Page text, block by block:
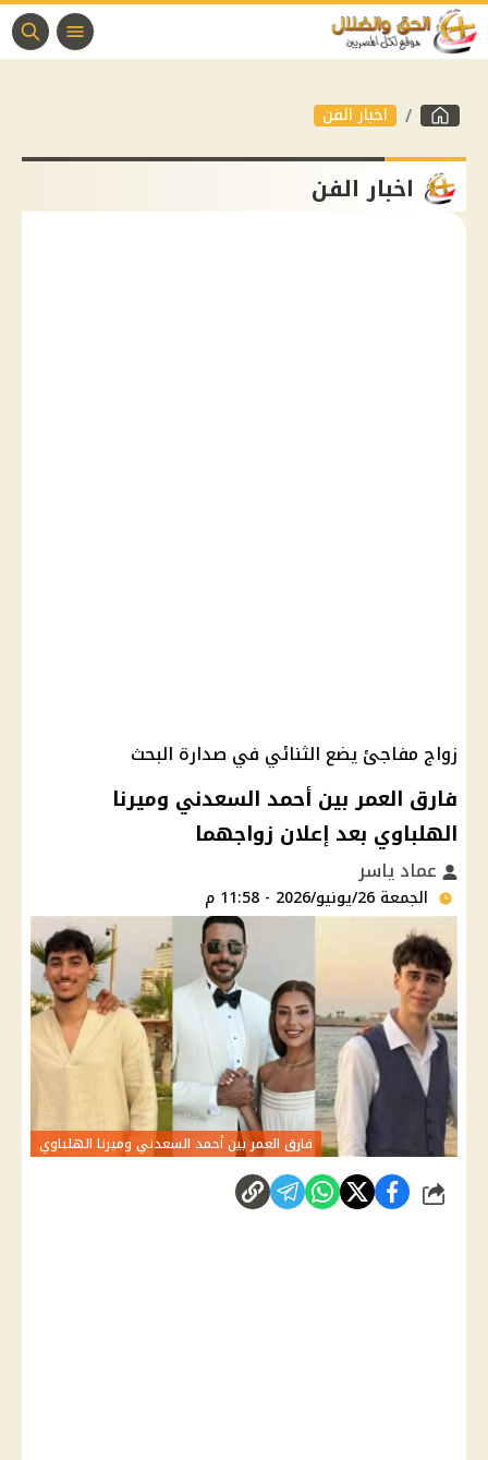
اخبار الفن
اخبار الفن
زواج مفاجئ يضع الثنائي في صدارة البحث
فارق العمر بين أحمد السعدني وميرنا
الهلباوي بعد إعلان زواجهما
عماد ياسر
الجمعة 26/يونيو/2026 - 11:58 م
فارق العمر بين أحمد السعدني وميرنا الهلباوي
شارك